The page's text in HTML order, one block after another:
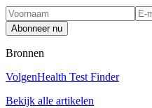
Abonneer nu
Bronnen
VolgenHealth Test Finder
Bekijk alle artikelen